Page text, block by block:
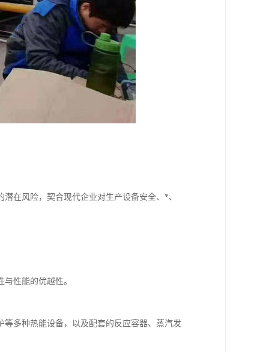
在风险，契合现代企业对生产设备安全、*、
性能的优越性。
多种热能设备，以及配套的反应容器、蒸汽发